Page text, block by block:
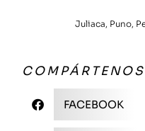
Juliaca, Puno,
COMPÁRTENOS
FACEBOOK